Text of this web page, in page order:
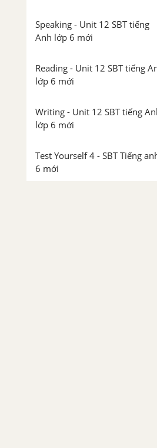
Speaking - Unit 12 SBT tiếng
Anh lớp 6 mới
Reading - Unit 12 SBT tiếng
lớp 6 mới
Writing - Unit 12 SBT tiếng
lớp 6 mới
Test Yourself 4 - SBT Tiếng
6 mới